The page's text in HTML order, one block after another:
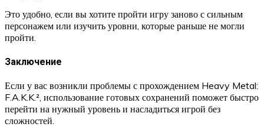
Это удобно, если вы хотите пройти игру заново с сильным
персонажем или изучить уровни, которые раньше не могли
пройти.
Заключение
Если у вас возникли проблемы с прохождением Heavy Metal:
F.A.K.K.², использование готовых сохранений поможет быстро
перейти на нужный уровень и насладиться игрой без
сложностей.